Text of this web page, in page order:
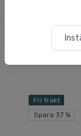
Fri frakt
Spara 37 %